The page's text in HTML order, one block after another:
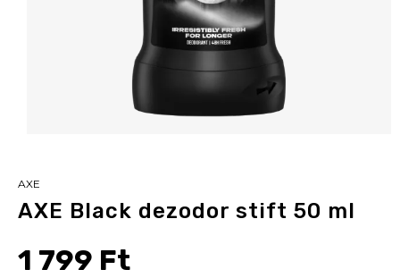
AXE
AXE Black dezodor stift 50 ml
1 799 Ft